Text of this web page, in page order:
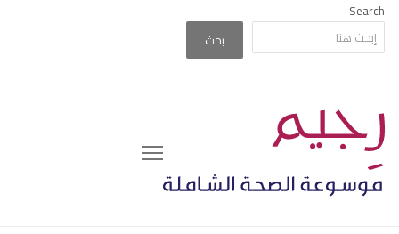
Search
بحث
Menu